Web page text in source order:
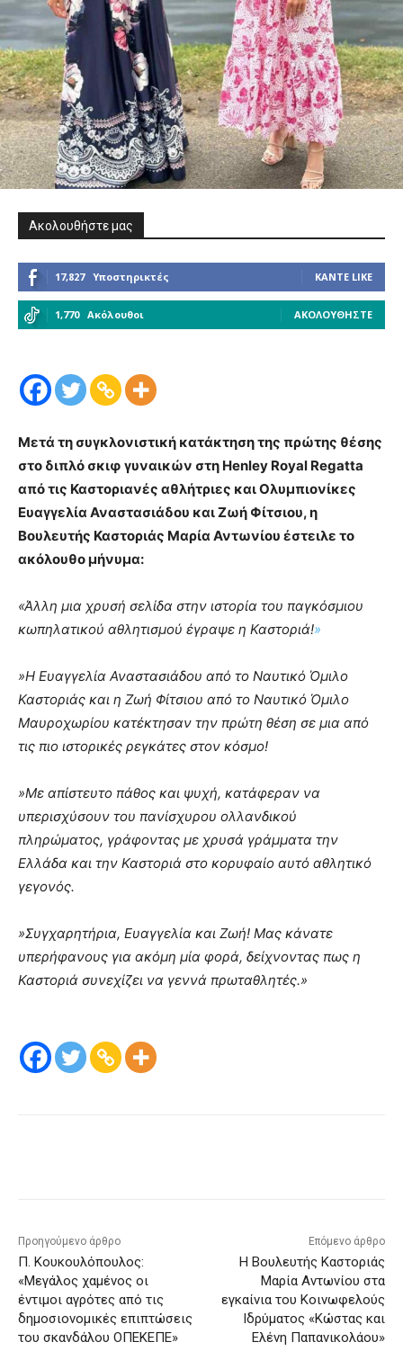
Ακολουθήστε μας
17,827 Υποστηρικτές ΚΆΝΤΕ LIKE
1,770 Ακόλουθοι ΑΚΟΛΟΥΘΉΣΤΕ
Μετά τη συγκλονιστική κατάκτηση της πρώτης θέσης
στο διπλό σκιφ γυναικών στη Henley Royal Regatta
από τις Καστοριανές αθλήτριες και Ολυμπιονίκες
Ευαγγελία Αναστασιάδου και Ζωή Φίτσιου, η
Βουλευτής Καστοριάς Μαρία Αντωνίου έστειλε το
ακόλουθο μήνυμα:
«Άλλη μια χρυσή σελίδα στην ιστορία του παγκόσμιου
κωπηλατικού αθλητισμού έγραψε η Καστοριά!»
»Η Ευαγγελία Αναστασιάδου από το Ναυτικό Όμιλο
Καστοριάς και η Ζωή Φίτσιου από το Ναυτικό Όμιλο
Μαυροχωρίου κατέκτησαν την πρώτη θέση σε μια από
τις πιο ιστορικές ρεγκάτες στον κόσμο!
»Με απίστευτο πάθος και ψυχή, κατάφεραν να
υπερισχύσουν του πανίσχυρου ολλανδικού
πληρώματος, γράφοντας με χρυσά γράμματα την
Ελλάδα και την Καστοριά στο κορυφαίο αυτό αθλητικό
γεγονός.
»Συγχαρητήρια, Ευαγγελία και Ζωή! Μας κάνατε
υπερήφανους για ακόμη μία φορά, δείχνοντας πως η
Καστοριά συνεχίζει να γεννά πρωταθλητές.»
Προηγούμενο άρθρο
Π. Κουκουλόπουλος:
«Μεγάλος χαμένος οι
έντιμοι αγρότες από τις
δημοσιονομικές επιπτώσεις
του σκανδάλου ΟΠΕΚΕΠΕ»
Επόμενο άρθρο
Η Βουλευτής Καστοριάς
Μαρία Αντωνίου στα
εγκαίνια του Κοινωφελούς
Ιδρύματος «Κώστας και
Ελένη Παπανικολάου»